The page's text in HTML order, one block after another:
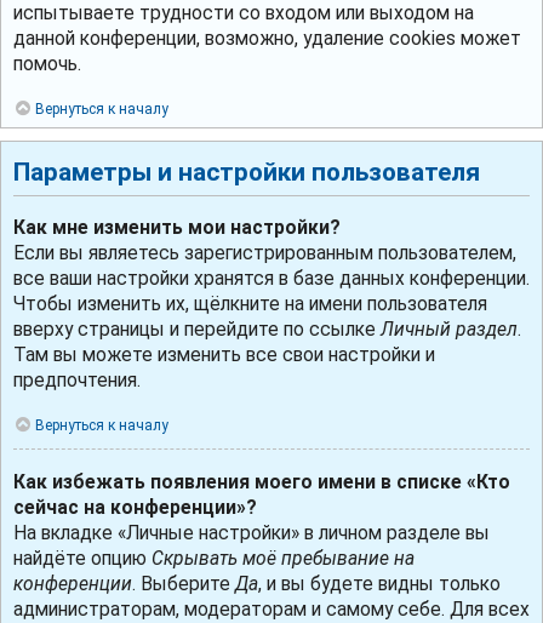
испытываете трудности со входом или выходом на
данной конференции, возможно, удаление cookies может
помочь.
Вернуться к началу
Параметры и настройки пользователя
Как мне изменить мои настройки?
Если вы являетесь зарегистрированным пользователем,
все ваши настройки хранятся в базе данных конференции.
Чтобы изменить их, щёлкните на имени пользователя
вверху страницы и перейдите по ссылкеЛичный раздел.
Там вы можете изменить все свои настройки и
предпочтения.
Вернуться к началу
Как избежать появления моего имени в списке «Кто
сейчас на конференции»?
На вкладке «Личные настройки» в личном разделе вы
найдёте опцию Скрывать моё пребывание на
конференции. ВыберитеДа, и вы будете видны только
администраторам, модераторам и самому себе. Для всех